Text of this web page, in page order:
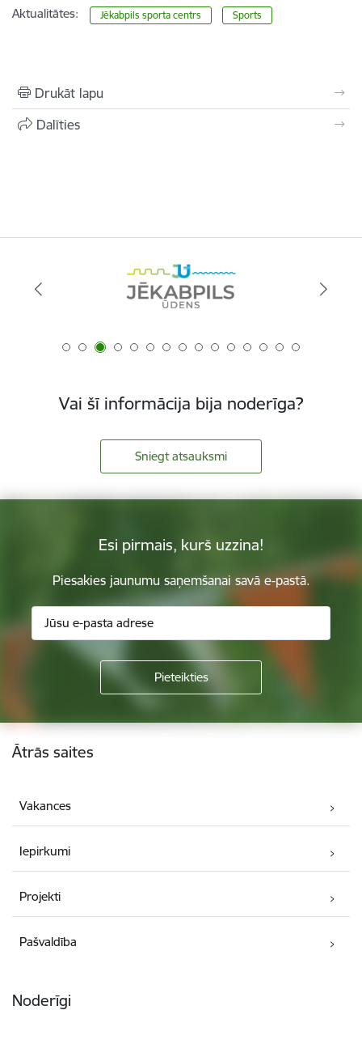
Aktualitātes: Jēkabpils sporta centrs Sports
Drukāt lapu
Dalīties
Vai šī informācija bija noderīga?
Sniegt atsauksmi
Esi pirmais, kurš uzzina!
Piesakies jaunumu saņemšanai savā e-pastā.
Kājene
Ātrās saites
Vakances
Iepirkumi
Projekti
Pašvaldība
Noderīgi